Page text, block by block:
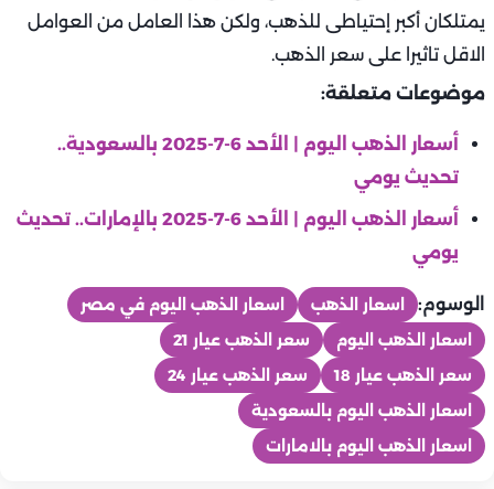
يمتلكان أكبر إحتياطى للذهب، ولكن هذا العامل من العوامل
الاقل تاثيرا على سعر الذهب.
موضوعات متعلقة:
أسعار الذهب اليوم | الأحد 6-7-2025 بالسعودية..
تحديث يومي
أسعار الذهب اليوم | الأحد 6-7-2025 بالإمارات.. تحديث
يومي
الوسوم: اسعار الذهب
اسعار الذهب اليوم في مصر
اسعار الذهب اليوم
سعر الذهب عيار 21
سعر الذهب عيار 18
سعر الذهب عيار 24
اسعار الذهب اليوم بالسعودية
اسعار الذهب اليوم بالامارات